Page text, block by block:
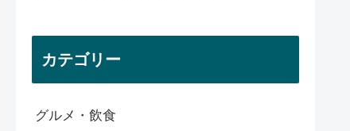
カテゴリー
グルメ・飲食